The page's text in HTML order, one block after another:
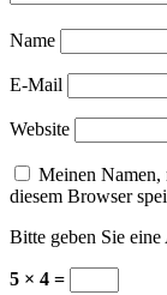
Name
E-Mail
Website
Meinen Namen,
diesem Browser
Bitte geben Sie
5 × 4 =